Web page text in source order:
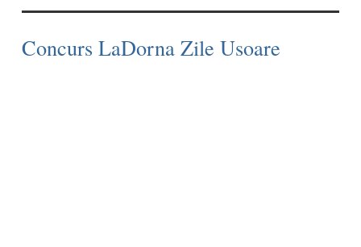
Concurs LaDorna Zile Usoare